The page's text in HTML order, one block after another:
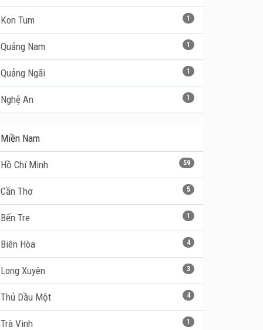
1
Kon Tum
1
Quảng Nam
1
Quảng Ngãi
1
Nghệ An
Miền Nam
59
Hồ Chí Minh
5
Cần Thơ
1
Bến Tre
4
Biên Hòa
3
Long Xuyên
4
Thủ Dầu Một
1
Trà Vinh